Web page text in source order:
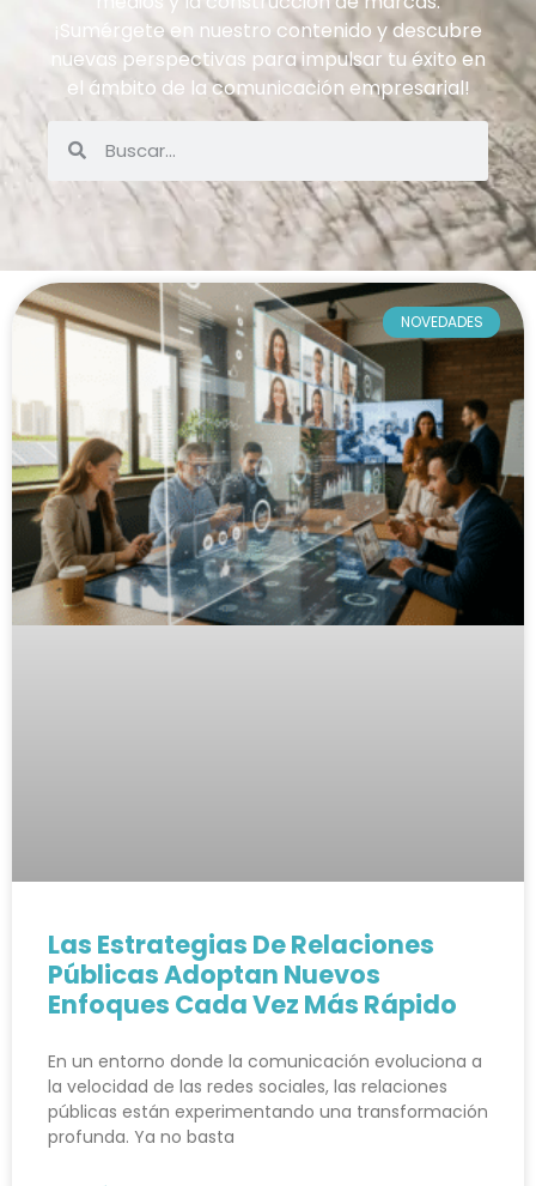
¡Sumérgete en nuestro contenido y descubre
nuevas perspectivas para impulsar tu éxito en
el ámbito de la comunicación empresarial!
NOVEDADES
Las Estrategias De Relaciones
Públicas Adoptan Nuevos
Enfoques Cada Vez Más Rápido
En un entorno donde la comunicación evoluciona a
la velocidad de las redes sociales, las relaciones
públicas están experimentando una transformación
profunda. Ya no basta